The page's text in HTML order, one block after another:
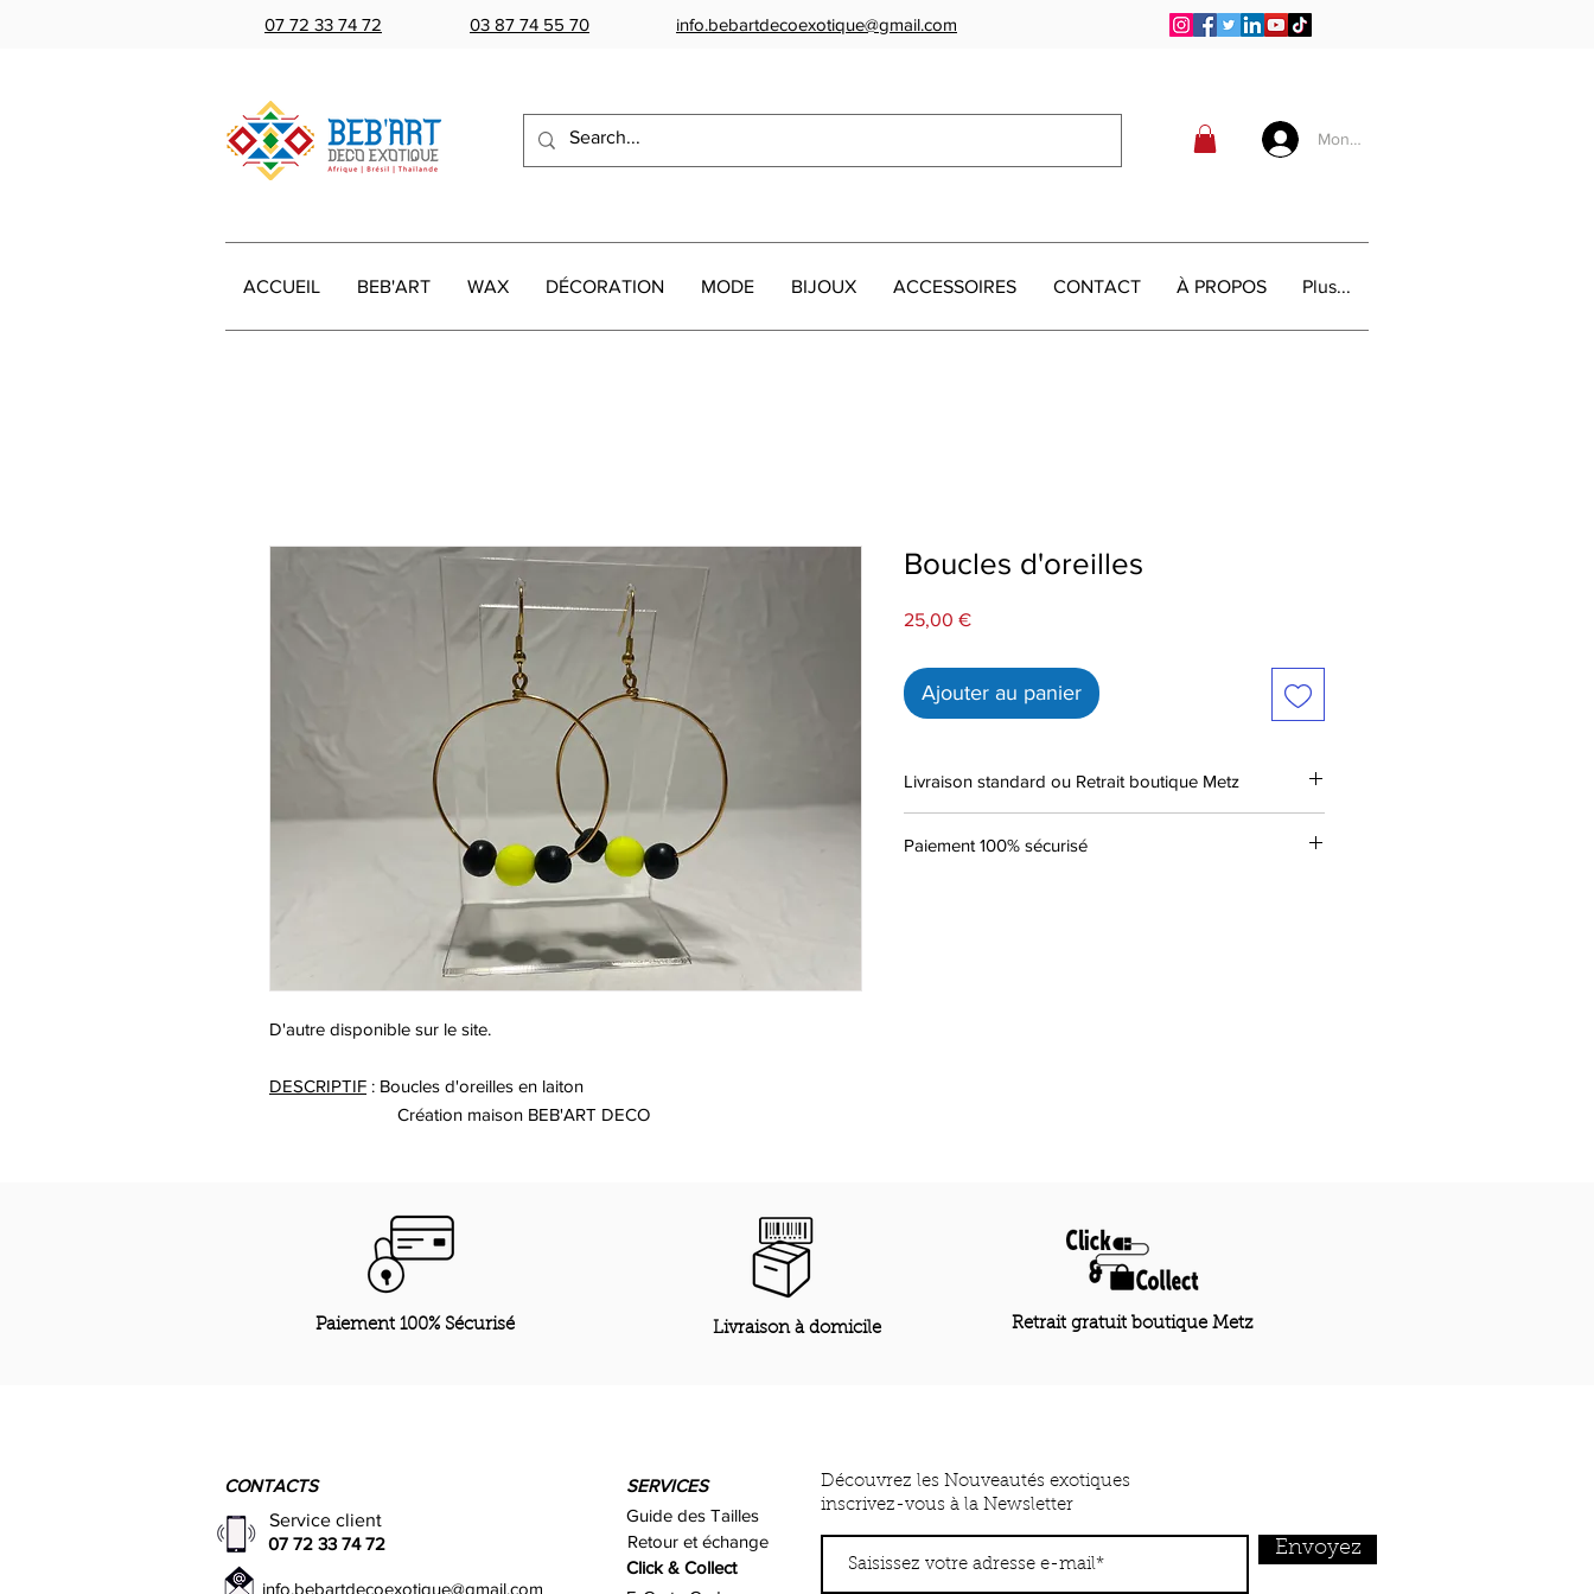
07 72 33 74 72 03 87 74 55 70 info.bebartdecoexotique@gmail.com
Mon compte
ACCUEIL BEB'ART WAX DÉCORATION MODE BIJOUX ACCESSOIRES CONTACT À PROPOS Plus...
D'autre disponible sur le site.
DESCRIPTIF : Boucles d'oreilles en laiton
Création maison BEB'ART DECO
Boucles d'oreilles
25,00 €Prix
Ajouter au panier
Livraison standard ou Retrait boutique Metz
Paiement 100% sécurisé
Paiement 100% Sécurisé Livraison à domicile Retrait gratuit boutique Metz
CONTACTS
Service client
07 72 33 74 72
info.bebartdecoexotique@gmail.com
SERVICES
Guide des Tailles
Retour et échange
Click & Collect
Découvrez les Nouveautés exotiques
inscrivez-vous à la Newsletter
Envoyez